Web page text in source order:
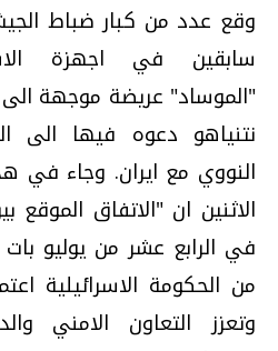
وقع عدد من كبار ضباط
سابقين في اجهزة
"الموساد" عريضة موجهة الى
نتنياهو دعوه فيها الى
النووي مع ايران. وجاء في
الاثنين ان "الاتفاق الموقع
في الرابع عشر من يوليو
من الحكومة الاسرائيلية
وتعزز التعاون الامني